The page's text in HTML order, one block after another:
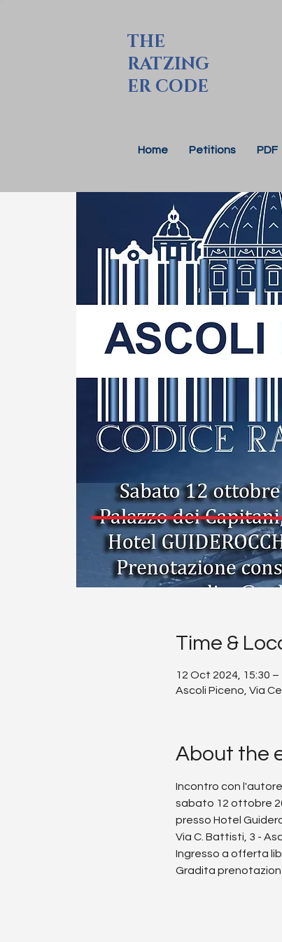
THE
RATZING
ER CODE
Home Petitions PDF
Time &
12 Oct 2024, 15:30 –
Ascoli Piceno, Via
About the
Incontro con
sabato 12 ottobre
presso Hotel
Via C. Battisti, 3 -
Ingresso a offerta
Gradita